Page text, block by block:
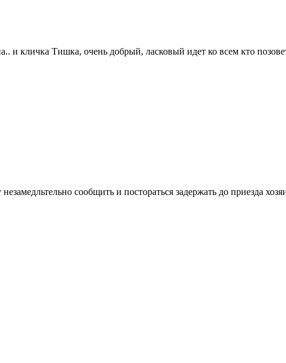
и кличка Тишка, очень добрый, ласковый идет ко всем кто
сообщить и постораться задержать до приезда